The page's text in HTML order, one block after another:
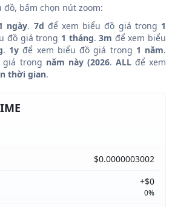
bấm chọn nút zoom:
ngày. 7d để xem biểu đồ giá trong 1
đồ giá trong 1 tháng.3m để xem biểu
. 1y để xem biểu đồ giá trong 1 năm.
giá trong năm này (2026. ALLđể xem
thời gian.
$0.0000003002
+$0
0%